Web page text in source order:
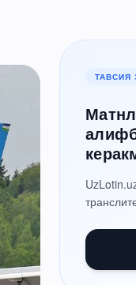
ТАВСИЯ